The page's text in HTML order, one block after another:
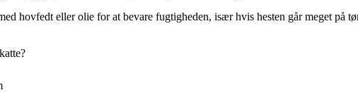
hovfedt eller olie for at bevare fugtigheden, især hvis hesten går meget på